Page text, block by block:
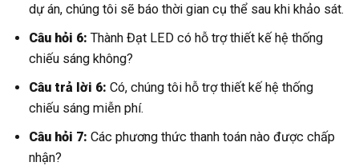
dự án, chúng tôi sẽ báo thời gian cụ thể sau khi khảo sát.
Câu hỏi 6: Thành Đạt LED có hỗ trợ thiết kế hệ thống
chiếu sáng không?
Câu trả lời 6: Có, chúng tôi hỗ trợ thiết kế hệ thống
chiếu sáng miễn phí.
Câu hỏi 7: Các phương thức thanh toán nào được chấp
nhận?